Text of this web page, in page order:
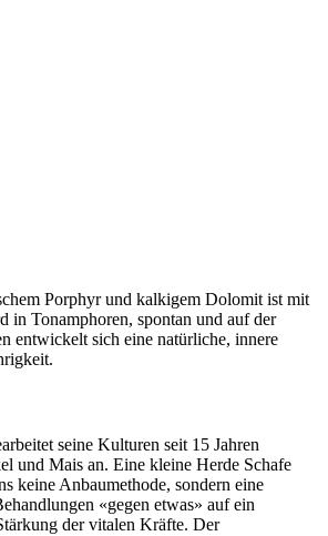
Porphyr und kalkigem Dolomit ist mit
in Tonamphoren, spontan und auf der
entwickelt sich eine natürliche, innere
seine Kulturen seit 15 Jahren
und Mais an. Eine kleine Herde Schafe
keine Anbaumethode, sondern eine
«gegen etwas» auf ein
der vitalen Kräfte. Der